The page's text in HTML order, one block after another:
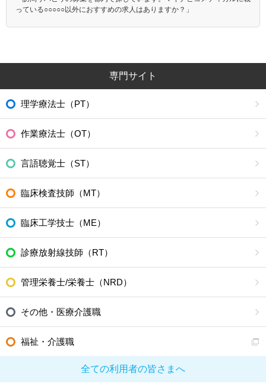
っている○○○○○以外におすすめの求人はありますか？」
専門サイト
理学療法士（PT）
作業療法士（OT）
言語聴覚士（ST）
臨床検査技師（MT）
臨床工学技士（ME）
診療放射線技師（RT）
管理栄養士/栄養士（NRD）
その他・医療介護職
福祉・介護職
全ての利用者の皆さまへ